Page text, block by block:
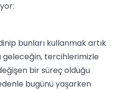
bunları kullanmak artık
geleceğin, tercihlerimizle
bir süreç olduğu
bugünü yaşarken